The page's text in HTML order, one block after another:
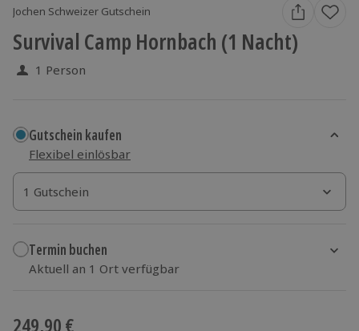
Jochen Schweizer Gutschein
Survival Camp Hornbach (1 Nacht)
1 Person
Gutschein kaufen
Flexibel einlösbar
1 Gutschein
1 Gutschein
1 Gutschein
Termin buchen
Aktuell an 1 Ort verfügbar
249,90 €